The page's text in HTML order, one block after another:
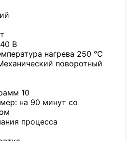
В
нагрева 250 °C
поворотный
10
на 90 минут со
процесса